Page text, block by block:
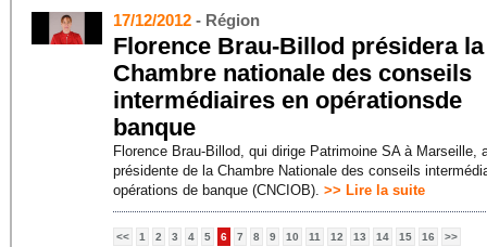
17/12/2012 - Région
Florence Brau-Billod présidera la
Chambre nationale des conseils
intermédiaires en opérationsde
banque
Florence Brau-Billod, qui dirige Patrimoine SA à Marseille,
présidente de la Chambre Nationale des conseils
opérations de banque (CNCIOB). >> Lire la suite
<< 1 2 3 4 5 6 7 8 9 10 11 12 13 14 15 16 >>